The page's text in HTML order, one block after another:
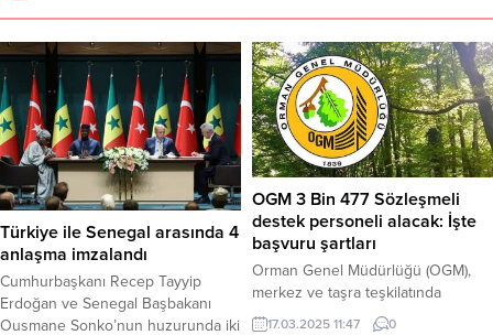
Türkiye ile Senegal arasında 4
anlaşma imzalandı
Cumhurbaşkanı Recep Tayyip
Erdoğan ve Senegal Başbakanı
Ousmane Sonko’nun huzurunda iki
OGM 3 Bin 477 Sözleşmeli
destek personeli alacak: İşte
başvuru şartları
Orman Genel Müdürlüğü (OGM),
merkez ve taşra teşkilatında
görevlendirilmek üzere toplam
17.03.2025 11:47 0